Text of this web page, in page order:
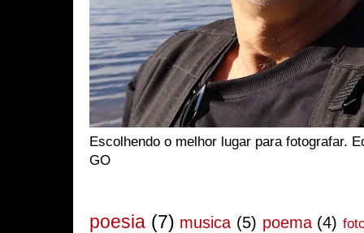
Escolhendo o melhor lugar para fotografar.
GO
poesia (7) musica (5) poema (4)